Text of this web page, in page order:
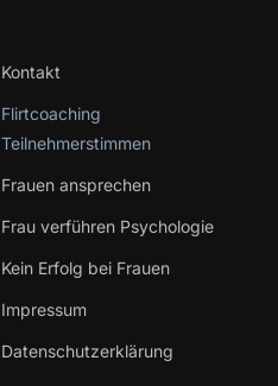
Kontakt
Flirtcoaching
Teilnehmerstimmen
Frauen ansprechen
Frau verführen Psychologie
Kein Erfolg bei Frauen
Impressum
Datenschutzerklärung